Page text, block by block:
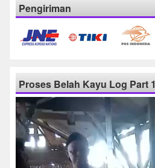
Pengiriman
Proses Belah Kayu Log Part 1
Pemutar
Video